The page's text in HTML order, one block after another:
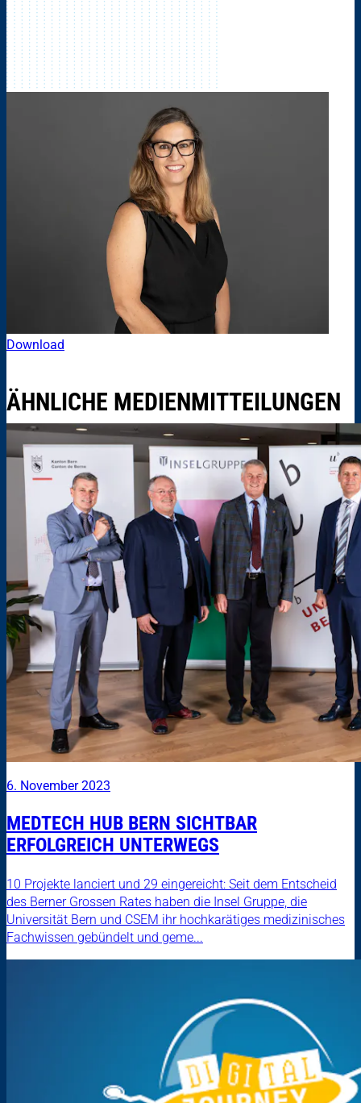
Download
ÄHNLICHE MEDIENMITTEILUNGEN
6. November 2023
MEDTECH HUB BERN SICHTBAR
ERFOLGREICH UNTERWEGS
10 Projekte lanciert und 29 eingereicht: Seit dem Entscheid
des Berner Grossen Rates haben die Insel Gruppe, die
Universität Bern und CSEM ihr hochkarätiges medizinisches
Fachwissen gebündelt und geme...